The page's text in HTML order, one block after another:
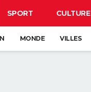
SPORT CULTURE
MONDE VILLES